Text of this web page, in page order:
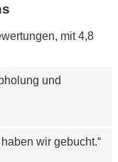
mit 4,8
und
wir gebucht.